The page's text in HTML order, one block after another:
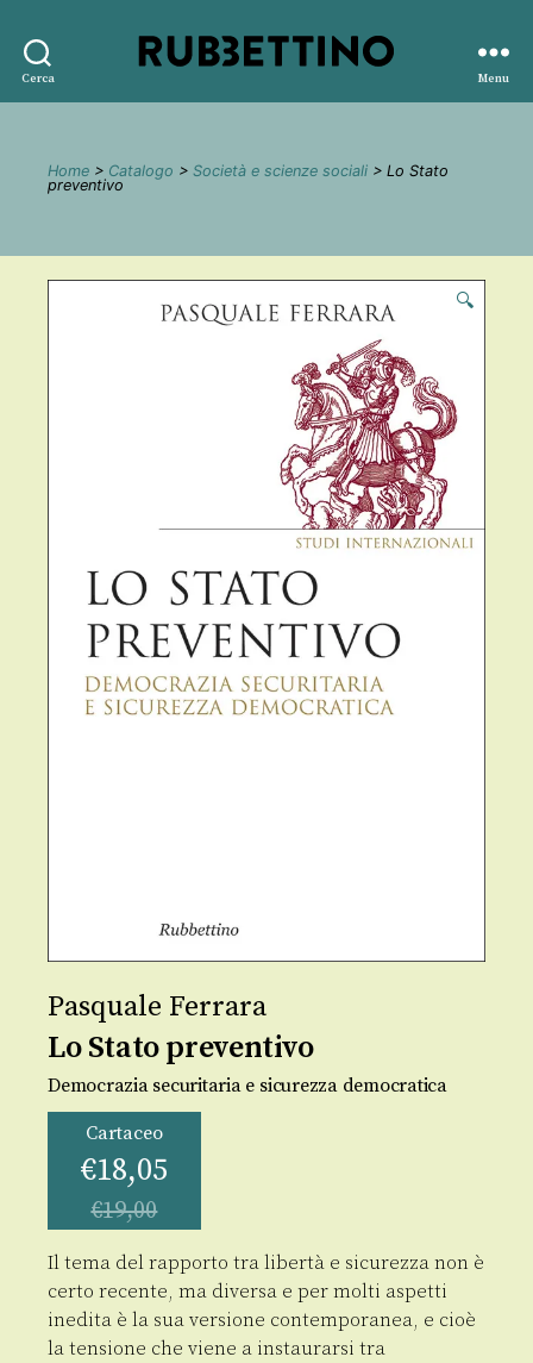
Cerca
editore
Menu
Home > Catalogo > Società e scienze sociali > Lo Stato
preventivo
🔍
Pasquale Ferrara
Lo Stato preventivo
Democrazia securitaria e sicurezza democratica
Cartaceo
€18,05
€19,00
Il tema del rapporto tra libertà e sicurezza non è
certo recente, ma diversa e per molti aspetti
inedita è la sua versione contemporanea, e cioè
la tensione che viene a instaurarsi tra